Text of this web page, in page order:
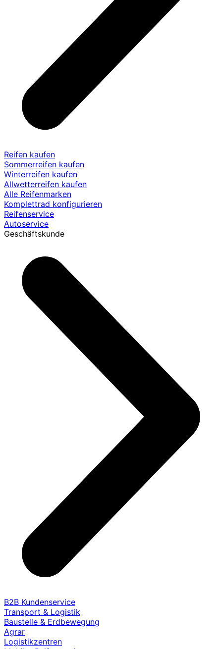
Reifen kaufen
Sommerreifen kaufen
Winterreifen kaufen
Allwetterreifen kaufen
Alle Reifenmarken
Komplettrad konfigurieren
Reifenservice
Autoservice
Geschäftskunde
B2B Kundenservice
Transport & Logistik
Baustelle & Erdbewegung
Agrar
Logistikzentren